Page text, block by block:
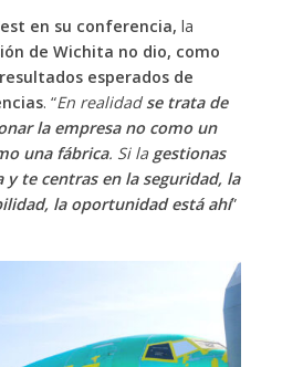
en su conferencia, la
de Wichita no dio, como
esperados de
. “En realidad se trata de
la empresa no como un
una fábrica. Si la gestionas
y te centras en la seguridad, la
la oportunidad está ahí”